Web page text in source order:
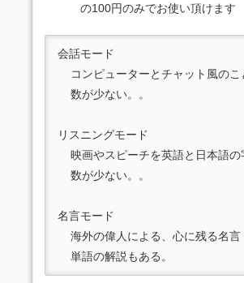
の100円のみでお使い頂けます
会話モード
コンピューターとチャット風の
  数が少ない。。
リスニングモード
映画やスピーチを英語と日本語
  数が少ない。。
名言モード
海外の偉人による、心に残る名
  単語の解説もある。